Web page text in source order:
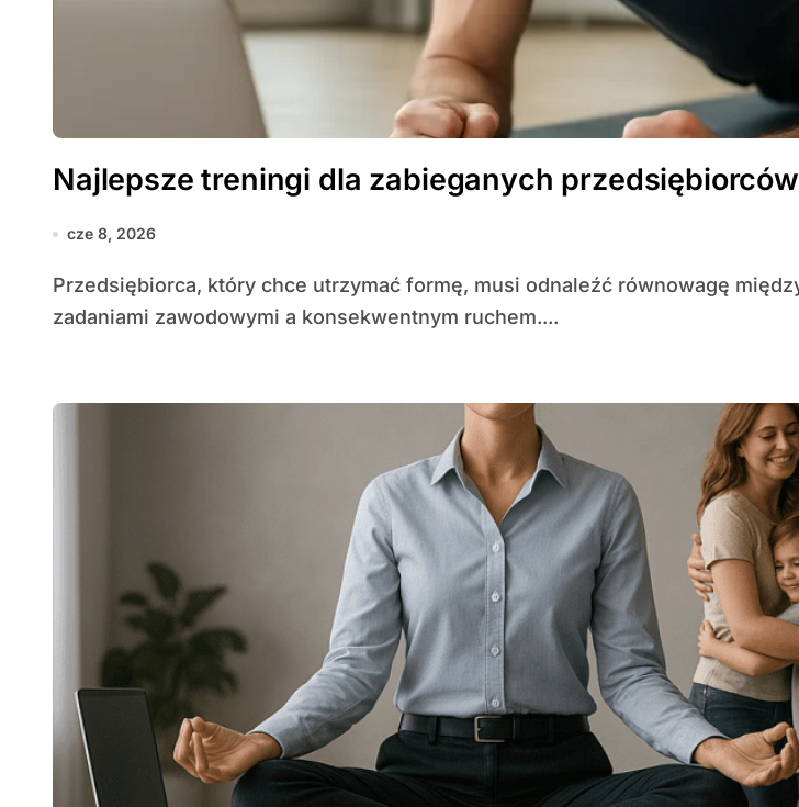
Najlepsze treningi dla zabieganych przedsiębiorców
cze 8, 2026
Przedsiębiorca, który chce utrzymać formę, musi odnaleźć równowagę między wymagającymi
zadaniami zawodowymi a konsekwentnym ruchem....